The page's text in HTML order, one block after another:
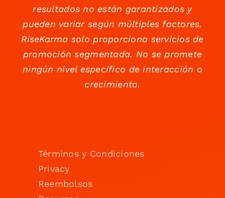
resultados no están garantizados y
pueden variar según múltiples factores.
RiseKarma solo proporciona servicios de
promoción segmentada. No se promete
ningún nivel específico de interacción o
crecimiento.
Términos y Condiciones
Privacy
Reembolsos